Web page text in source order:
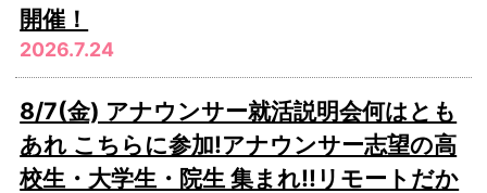
開催！
2026.7.24
8/7(金) アナウンサー就活説明会何はとも
あれ こちらに参加!アナウンサー志望の高
校生・大学生・院生 集まれ!!リモートだか